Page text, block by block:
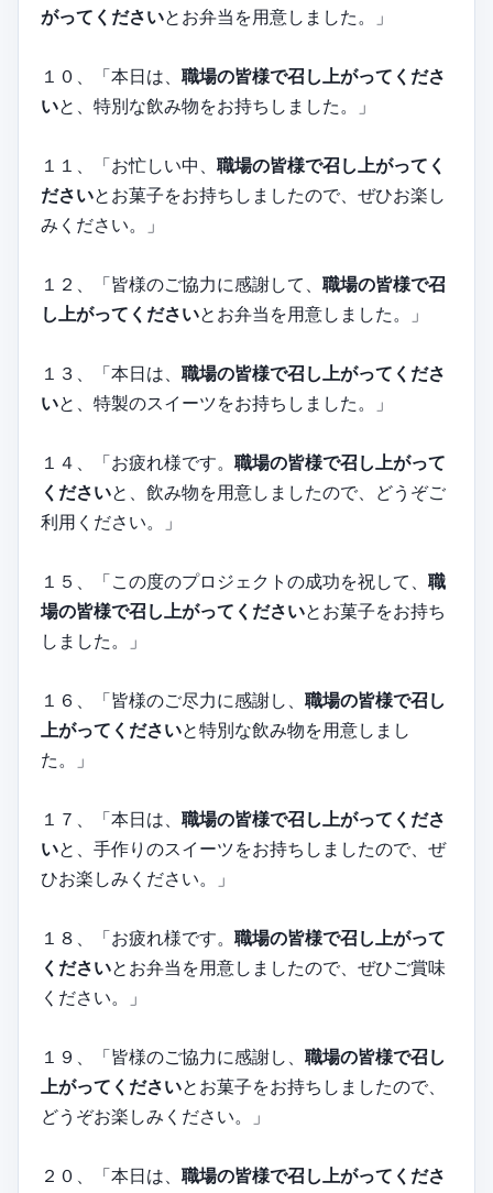
がってくださいとお弁当を用意しました。」
１０、「本日は、 職場の皆様で召し上がってくださ
いと、特別な飲み物をお持ちしました。」
１１、「お忙しい中、 職場の皆様で召し上がってく
ださいとお菓子をお持ちしましたので、ぜひお楽し
みください。」
１２、「皆様のご協力に感謝して、 職場の皆様で召
し上がってくださいとお弁当を用意しました。」
１３、「本日は、 職場の皆様で召し上がってくださ
いと、特製のスイーツをお持ちしました。」
１４、「お疲れ様です。 職場の皆様で召し上がって
くださいと、飲み物を用意しましたので、どうぞご
利用ください。」
１５、「この度のプロジェクトの成功を祝して、 職
場の皆様で召し上がってくださいとお菓子をお持ち
しました。」
１６、「皆様のご尽力に感謝し、 職場の皆様で召し
上がってくださいと特別な飲み物を用意しまし
た。」
１７、「本日は、 職場の皆様で召し上がってくださ
いと、手作りのスイーツをお持ちしましたので、ぜ
ひお楽しみください。」
１８、「お疲れ様です。 職場の皆様で召し上がって
くださいとお弁当を用意しましたので、ぜひご賞味
ください。」
１９、「皆様のご協力に感謝し、 職場の皆様で召し
上がってくださいとお菓子をお持ちしましたので、
どうぞお楽しみください。」
２０、「本日は、 職場の皆様で召し上がってくださ